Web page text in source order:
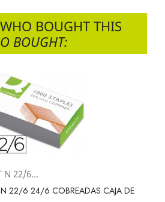
BOUGHT THIS
BOUGHT:
N 22/6...
22/6 24/6 COBREADAS CAJA DE